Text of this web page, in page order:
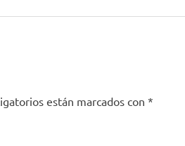
están marcados con *